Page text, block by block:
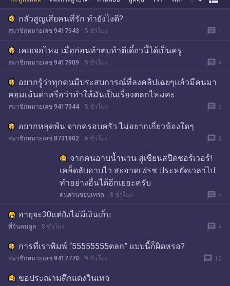
กลัวสูญเสียคนที่รัก ทํายังไงดี?
สมาชิกหมายเลข 9417943 5 ชั่วโมง message 1
เคยเจอไหม เมื่อก่อนท้าตบท้าตีเดี๋ยวนี้ได้เป็นครู
สมาชิกหมายเลข 9417909 5 ชั่วโมง message 4
อยากรู้ว่าทุกคนมีประสบการณ์ที่ลงคลิปเฉยๆแล้วมีคนมา
คอมเม้นด่าหรือว่าทำให้มันเป็นเรื่องตลกไหมคะ
สมาชิกหมายเลข 9417344 5 ชั่วโมง message 0
อยากหลุดพ้น จากครอบครัว ไม่อยากเกี่ยวข้องใดๆ
สมาชิกหมายเลข 8731802 6 ชั่วโมง message 3
จากคนอาบน้ำนาน สู่เซียนสปีดชอร์เวอร์!
เคล็ดลับอาบไว สะอาดเฟรช ประหยัดเวลาไป
ทำอย่างอื่นได้อีกเยอะครับ
คนสวนชอบเทรด 8 ชั่วโมง message 8
อายุจะ30แต่ยังไม่มีเงินเก็บ
พี่จินคนคูล 8 ชั่วโมง message 4
การที่เราพิมพ์ “55555555ตลก” แบบนี้ก็ผิดหรอ?
สมาชิกหมายเลข 9417770 9 ชั่วโมง message 10
ขอประณามตึกแดงวินเทจ